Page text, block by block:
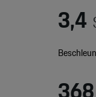
3,4